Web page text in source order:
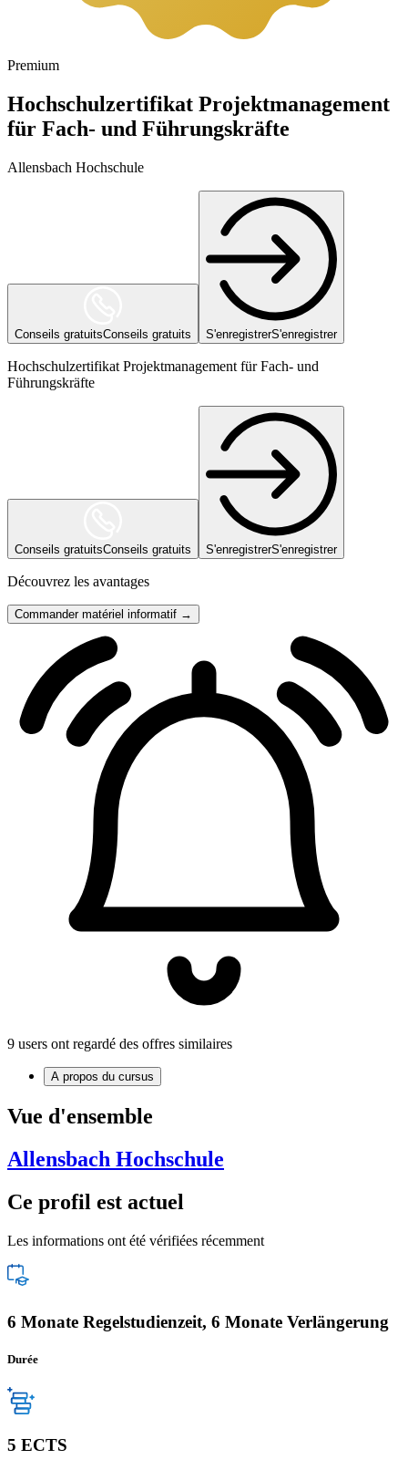
Premium
Hochschulzertifikat Projektmanagement
für Fach- und Führungskräfte
Allensbach Hochschule
Conseils gratuitsConseils gratuits S'enregistrerS'enregistrer
Hochschulzertifikat Projektmanagement für Fach- und
Führungskräfte
Conseils gratuitsConseils gratuits S'enregistrerS'enregistrer
Découvrez les avantages
Commander matériel informatif →
9 users ont regardé des offres similaires
A propos du cursus
Vue d'ensemble
Allensbach Hochschule
Ce profil est actuel
Les informations ont été vérifiées récemment
6 Monate Regelstudienzeit, 6 Monate Verlängerung
Durée
5 ECTS